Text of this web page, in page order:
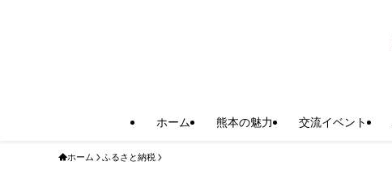
ホーム 熊本の魅力 交流イベント
ホーム ふるさと納税